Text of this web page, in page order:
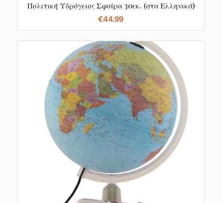
Πολιτική Υδρόγειος Σφαίρα 30εκ. (στα Ελληνικά)
€44.99